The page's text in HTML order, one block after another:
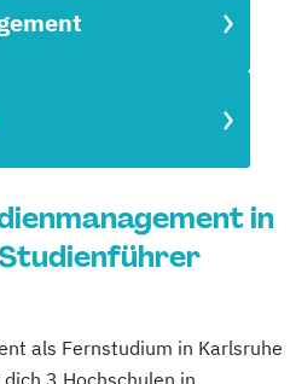
in
als Fernstudium in Karlsruhe
3 Hochschulen in